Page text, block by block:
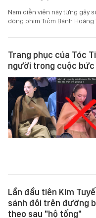
Nam diễn viên này từng gây
đóng phim Tiệm Bánh Hoàng
Trang phục của Tóc
người trong cuộc bức
Lần đầu tiên Kim
sánh đôi trên đường
theo sau "hộ tống"